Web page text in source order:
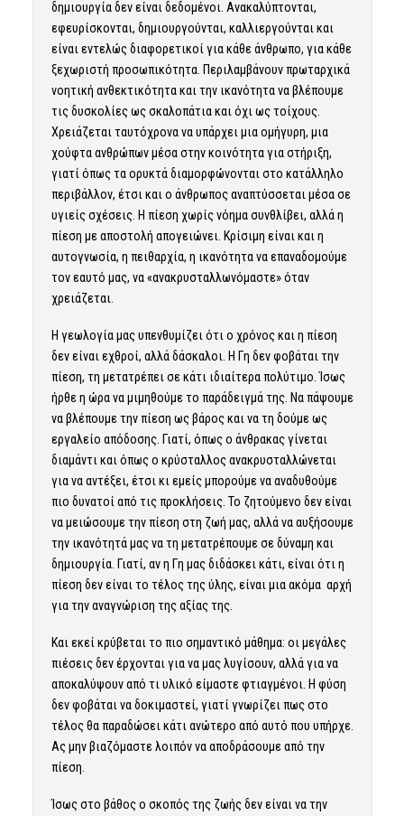
δημιουργία δεν είναι δεδομένοι. Ανακαλύπτονται,
εφευρίσκονται, δημιουργούνται, καλλιεργούνται και
είναι εντελώς διαφορετικοί για κάθε άνθρωπο, για κάθε
ξεχωριστή προσωπικότητα. Περιλαμβάνουν πρωταρχικά
νοητική ανθεκτικότητα και την ικανότητα να βλέπουμε
τις δυσκολίες ως σκαλοπάτια και όχι ως τοίχους.
Χρειάζεται ταυτόχρονα να υπάρχει μια ομήγυρη, μια
χούφτα ανθρώπων μέσα στην κοινότητα για στήριξη,
γιατί όπως τα ορυκτά διαμορφώνονται στο κατάλληλο
περιβάλλον, έτσι και ο άνθρωπος αναπτύσσεται μέσα σε
υγιείς σχέσεις. Η πίεση χωρίς νόημα συνθλίβει, αλλά η
πίεση με αποστολή απογειώνει. Κρίσιμη είναι και η
αυτογνωσία, η πειθαρχία, η ικανότητα να επαναδομούμε
τον εαυτό μας, να «ανακρυσταλλωνόμαστε» όταν
χρειάζεται.
Η γεωλογία μας υπενθυμίζει ότι ο χρόνος και η πίεση
δεν είναι εχθροί, αλλά δάσκαλοι. Η Γη δεν φοβάται την
πίεση, τη μετατρέπει σε κάτι ιδιαίτερα πολύτιμο. Ίσως
ήρθε η ώρα να μιμηθούμε το παράδειγμά της. Να πάψουμε
να βλέπουμε την πίεση ως βάρος και να τη δούμε ως
εργαλείο απόδοσης. Γιατί, όπως ο άνθρακας γίνεται
διαμάντι και όπως ο κρύσταλλος ανακρυσταλλώνεται
για να αντέξει, έτσι κι εμείς μπορούμε να αναδυθούμε
πιο δυνατοί από τις προκλήσεις. Το ζητούμενο δεν είναι
να μειώσουμε την πίεση στη ζωή μας, αλλά να αυξήσουμε
την ικανότητά μας να τη μετατρέπουμε σε δύναμη και
δημιουργία. Γιατί, αν η Γη μας διδάσκει κάτι, είναι ότι η
πίεση δεν είναι το τέλος της ύλης, είναι μια ακόμα αρχή
για την αναγνώριση της αξίας της.
Και εκεί κρύβεται το πιο σημαντικό μάθημα: οι μεγάλες
πιέσεις δεν έρχονται για να μας λυγίσουν, αλλά για να
αποκαλύψουν από τι υλικό είμαστε φτιαγμένοι. Η φύση
δεν φοβάται να δοκιμαστεί, γιατί γνωρίζει πως στο
τέλος θα παραδώσει κάτι ανώτερο από αυτό που υπήρχε.
Ας μην βιαζόμαστε λοιπόν να αποδράσουμε από την
πίεση.
Ίσως στο βάθος ο σκοπός της ζωής δεν είναι να την